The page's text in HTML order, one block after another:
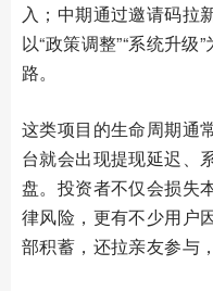
入；中期通过邀请码拉
以“政策调整”“系统升
路。
这类项目的生命周期通
台就会出现提现延迟、
盘。投资者不仅会损失
律风险，更有不少用户
部积蓄，还拉亲友参与